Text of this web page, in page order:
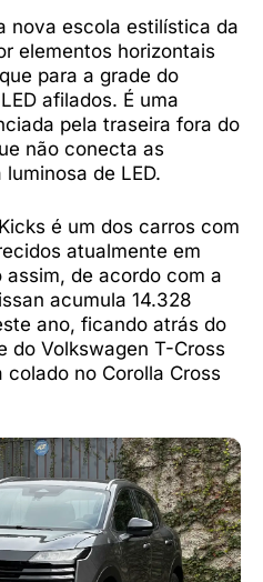
nova escola estilística da
elementos horizontais
para a grade do
afilados. É uma
pela traseira fora do
não conecta as
de LED.
é um dos carros com
atualmente em
de acordo com a
acumula 14.328
ano, ficando atrás do
do Volkswagen T-Cross
no Corolla Cross